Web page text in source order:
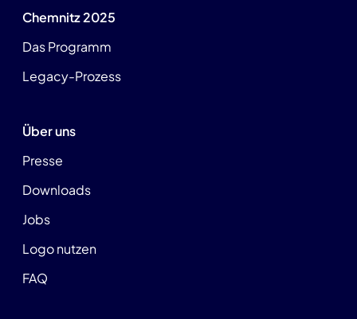
Chemnitz 2025
Das Programm
Legacy-Prozess
Über uns
Presse
Downloads
Jobs
Logo nutzen
FAQ